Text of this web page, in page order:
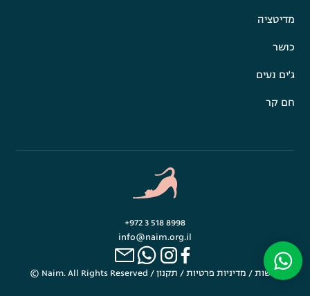
מדיטציה
כושר
ג'ים נעים
חם קר
+972 3 518 8998
info@naim.org.il
© Naim. All Rights Reserved / נגישות/ מדיניות פרטיות/ תקנון